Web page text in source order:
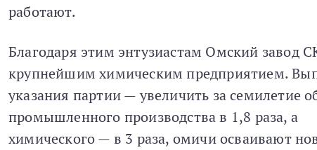
работают.
Благодаря этим энтузиастам Омский завод
крупнейшим химическим предприятием.
указания партии — увеличить за семилетие
промышленного производства в 1,8 раза, а
химического — в 3 раза, омичи осваивают